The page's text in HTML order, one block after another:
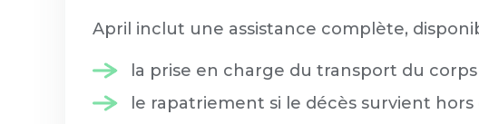
April inclut une assistance complète,
la prise en charge du transport du
le rapatriement si le décès survient